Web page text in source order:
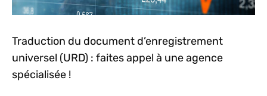
Traduction du document d’enregistrement
universel (URD) : faites appel à une agence
spécialisée !